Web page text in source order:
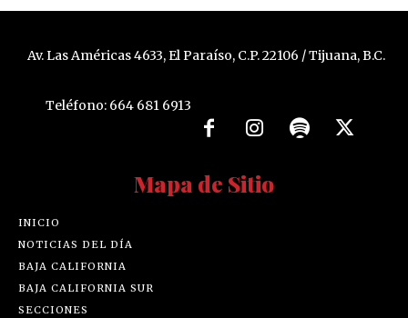
Av. Las Américas 4633, El Paraíso, C.P. 22106 / Tijuana, B.C.
Teléfono: 664 681 6913
Mapa de Sitio
INICIO
NOTICIAS DEL DÍA
BAJA CALIFORNIA
BAJA CALIFORNIA SUR
SECCIONES